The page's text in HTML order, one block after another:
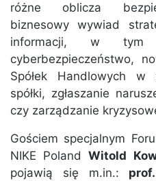
różne oblicza
biznesowy wywiad
informacji, w tym
cyberbezpieczeństwo,
Spółek Handlowych w
spółki, zgłaszanie
czy zarządzanie
Gościem specjalnym
NIKE PolandWitold
pojawią się m.in.: